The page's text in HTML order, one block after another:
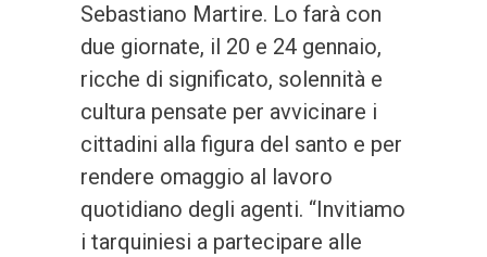
Sebastiano Martire. Lo farà con
due giornate, il 20 e 24 gennaio,
ricche di significato, solennità e
cultura pensate per avvicinare i
cittadini alla figura del santo e per
rendere omaggio al lavoro
quotidiano degli agenti. “Invitiamo
i tarquiniesi a partecipare alle